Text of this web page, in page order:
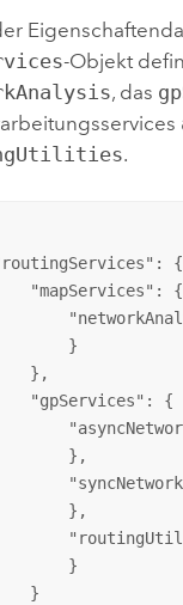
-Objekt
, das
.
routingServices": {
"
mapServices": {
"
}
},
"
gpServices": {
"
},
"
},
"
}
}